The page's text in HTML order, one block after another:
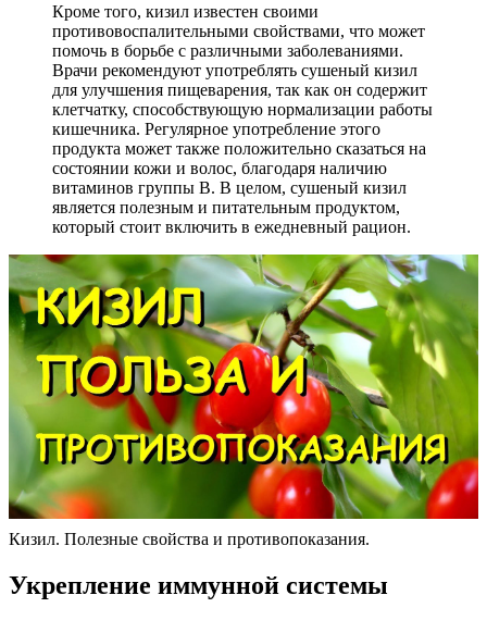
Кроме того, кизил известен своими
противовоспалительными свойствами, что может
помочь в борьбе с различными заболеваниями.
Врачи рекомендуют употреблять сушеный кизил
для улучшения пищеварения, так как он содержит
клетчатку, способствующую нормализации работы
кишечника. Регулярное употребление этого
продукта может также положительно сказаться на
состоянии кожи и волос, благодаря наличию
витаминов группы B. В целом, сушеный кизил
является полезным и питательным продуктом,
который стоит включить в ежедневный рацион.
Кизил. Полезные свойства и противопоказания.
Укрепление иммунной системы